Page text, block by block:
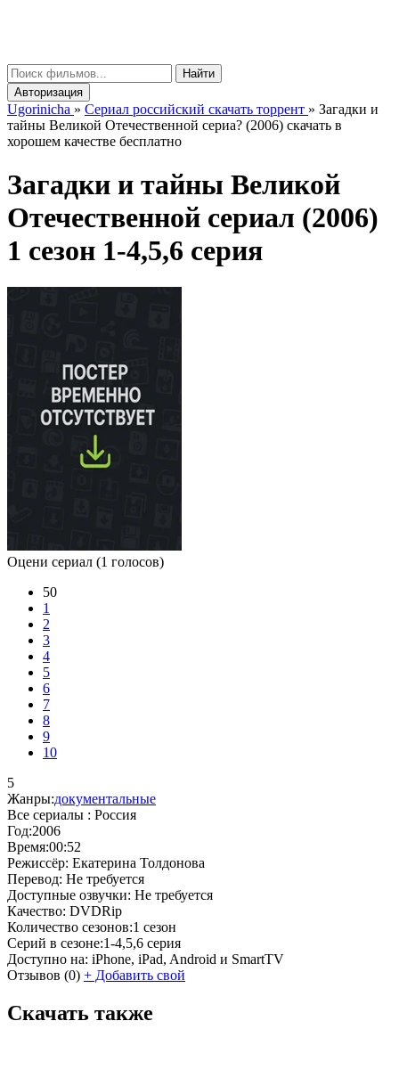
Найти
Авторизация
Ugorinicha » Сериал российский скачать торрент » Загадки и
тайны Великой Отечественной сериа? (2006) скачать в
хорошем качестве бесплатно
Загадки и тайны Великой
Отечественной сериал (2006)
1 сезон 1-4,5,6 серия
Оцени сериал (1 голосов)
50
1
2
3
4
5
6
7
8
9
10
5
Жанры:документальные
Все сериалы : Россия
Год:2006
Время:00:52
Режиссёр: Екатерина Толдонова
Перевод: Не требуется
Доступные озвучки: Не требуется
Качество: DVDRip
Количество сезонов:1 сезон
Серий в сезоне:1-4,5,6 серия
Доступно на: iPhone, iPad, Android и SmartTV
Отзывов (0) + Добавить свой
Скачать также